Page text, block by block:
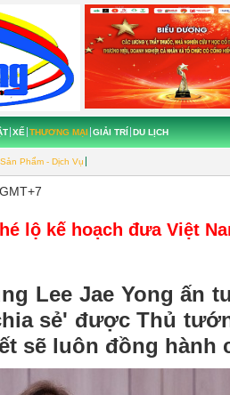
XẾ THƯƠNG MẠI
Sản Phẩm - Dịch Vụ
GIẢI TRÍ DU LỊCH
lộ kế hoạch đưa Việt
Lee Jae Yong ấn
sẻ' được Thủ
sẽ luôn đồng hành